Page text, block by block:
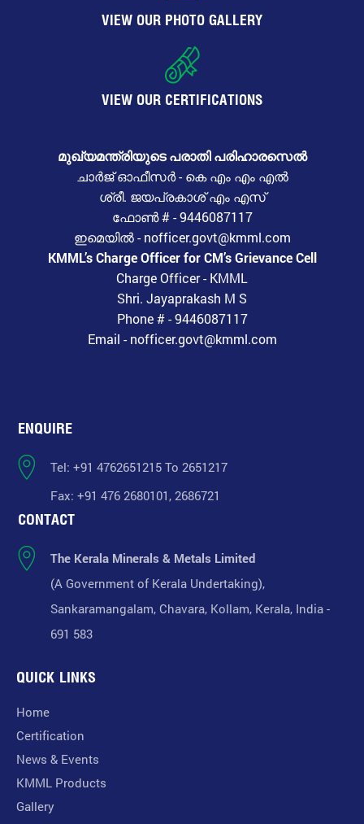
VIEW OUR PHOTO GALLERY
VIEW OUR CERTIFICATIONS
മുഖ്യമന്ത്രിയുടെ പരാതി പരിഹാരസെൽ
ചാർജ് ഓഫീസർ - കെ എം എം എൽ
ശ്രീ. ജയപ്രകാശ് എം എസ്
ഫോൺ # - 9446087117
ഇമെയിൽ - nofficer.govt@kmml.com
KMML’s Charge Officer for CM’s Grievance Cell
Charge Officer - KMML
Shri. Jayaprakash M S
Phone # - 9446087117
Email - nofficer.govt@kmml.com
ENQUIRE
Tel: +91 4762651215 To 2651217
Fax: +91 476 2680101, 2686721
CONTACT
The Kerala Minerals & Metals Limited
(A Government of Kerala Undertaking),
Sankaramangalam, Chavara, Kollam, Kerala, India -
691 583
QUICK LINKS
Home
Certification
News & Events
KMML Products
Gallery